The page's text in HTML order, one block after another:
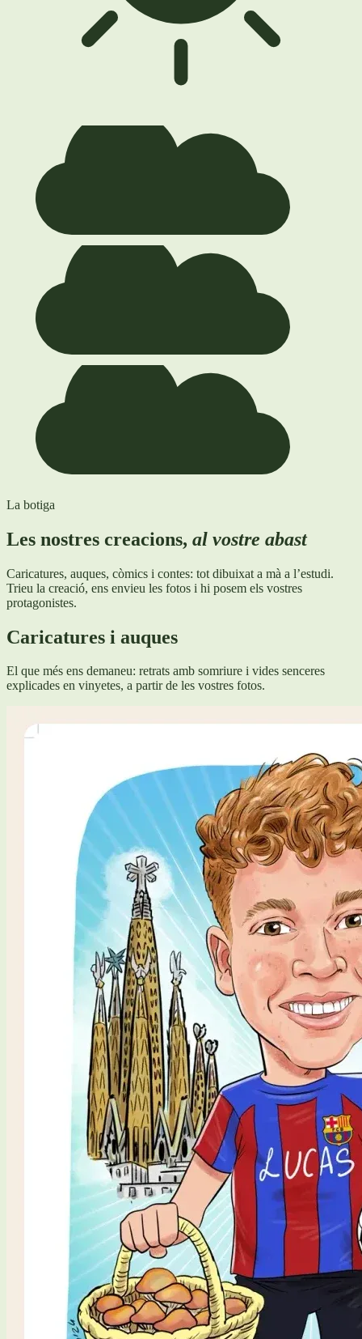
La botiga
Les nostres creacions, al vostre abast
Caricatures, auques, còmics i contes: tot dibuixat a mà a l’estudi.
Trieu la creació, ens envieu les fotos i hi posem els vostres
protagonistes.
Caricatures i auques
El que més ens demaneu: retrats amb somriure i vides senceres
explicades en vinyetes, a partir de les vostres fotos.